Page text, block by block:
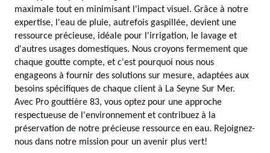
maximale tout en minimisant l'impact visuel. Grâce à notre
expertise, l'eau de pluie, autrefois gaspillée, devient une
ressource précieuse, idéale pour l'irrigation, le lavage et
d'autres usages domestiques. Nous croyons fermement que
chaque goutte compte, et c'est pourquoi nous nous
engageons à fournir des solutions sur mesure, adaptées aux
besoins spécifiques de chaque client à La Seyne Sur Mer.
Avec Pro gouttière 83, vous optez pour une approche
respectueuse de l'environnement et contribuez à la
préservation de notre précieuse ressource en eau. Rejoignez-
nous dans notre mission pour un avenir plus vert!